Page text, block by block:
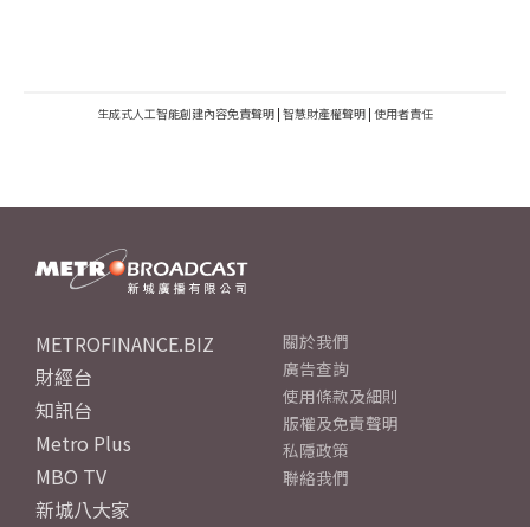
生成式人工智能創建內容免責聲明 | 智慧財產權聲明 | 使用者責任
METROFINANCE.BIZ
財經台
知訊台
Metro Plus
MBO TV
新城八大家
關於我們
廣告查詢
使用條款及細則
版權及免責聲明
私隱政策
聯絡我們